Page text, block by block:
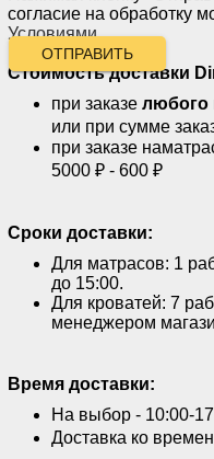
согласие на обработку
Условиями.
ОТПРАВИТЬ
Стоимость доставки
при заказе любого
или при сумме
при заказе
5000 ₽ - 600 ₽
Сроки доставки:
Для матрасов: 1
до 15:00.
Для кроватей: 7
менеджером
Время доставки:
На выбор - 10:00-
Доставка ко